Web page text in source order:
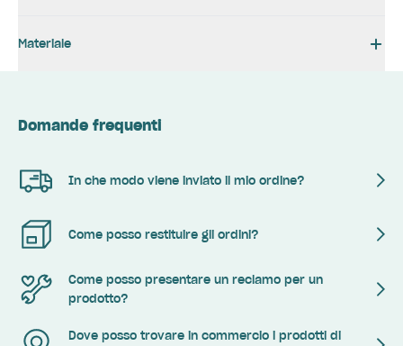
Materiale
Domande frequenti
In che modo viene inviato il mio ordine?
Come posso restituire gli ordini?
Come posso presentare un reclamo per un
prodotto?
Dove posso trovare in commercio i prodotti di